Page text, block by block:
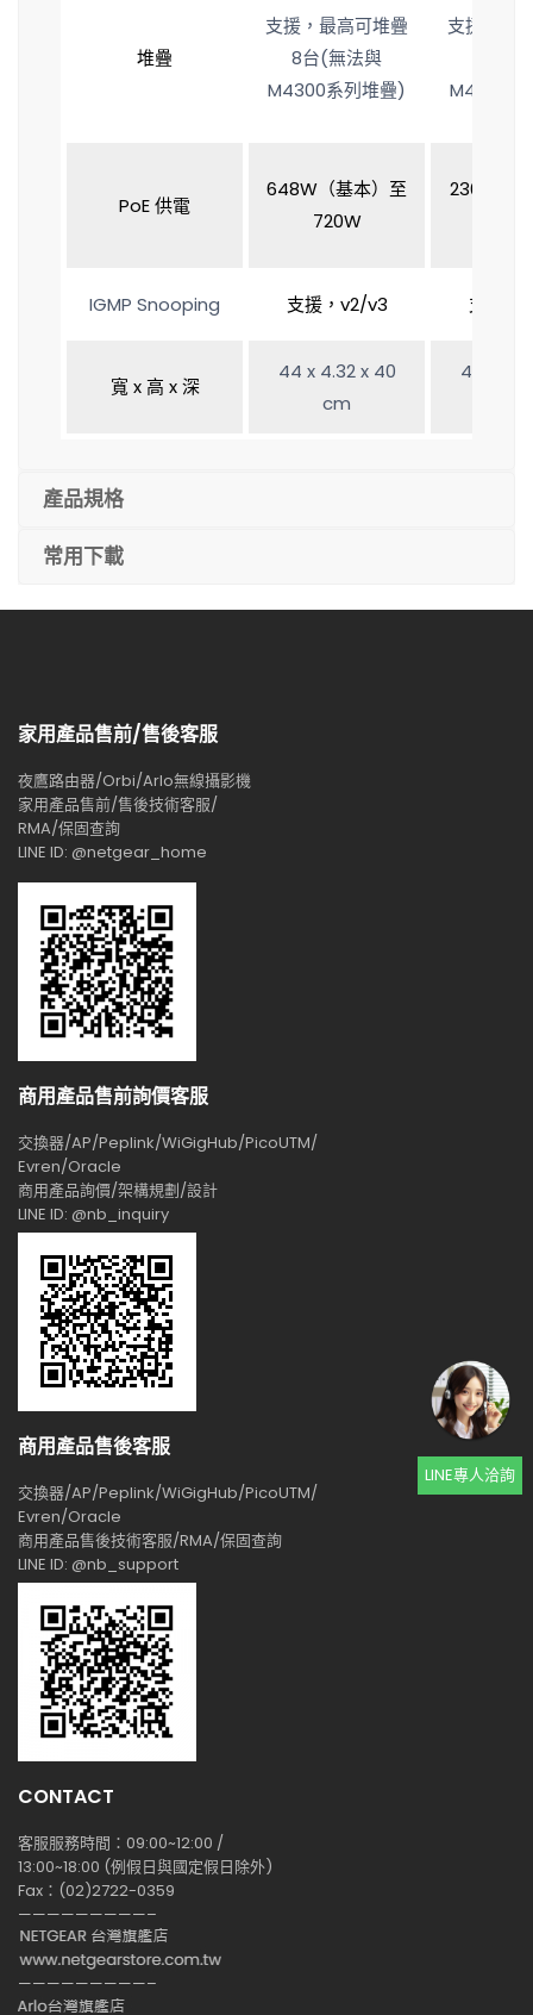
堆疊
支援，最高可堆疊
8台(無法與
M4300系列堆疊)
支援，最
M4300系
PoE 供電
648W（基本）至
720W
236W（
IGMP Snooping 支援，v2/v3 支援，
寬 x 高 x 深
44 x 4.32 x 40
cm
44 x
產品規格
常用下載
家用產品售前/售後客服
夜鷹路由器/Orbi/Arlo無線攝影機
家用產品售前/售後技術客服/
RMA/保固查詢
LINE ID: @netgear_home
商用產品售前詢價客服
交換器/AP/Peplink/WiGigHub/PicoUTM/
Evren/Oracle
商用產品詢價/架構規劃/設計
LINE ID: @nb_inquiry
商用產品售後客服
交換器/AP/Peplink/WiGigHub/PicoUTM/
Evren/Oracle
商用產品售後技術客服/RMA/保固查詢
LINE ID: @nb_support
CONTACT
客服服務時間：09:00~12:00 /
13:00~18:00 (例假日與國定假日除外)
Fax：(02)2722-0359
—————————–
—————————–
LINE專人洽詢